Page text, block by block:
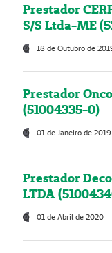
Prestador
S/S Ltda-ME
18 de Outubro de
Prestador
(51004335-0)
01 de Janeiro de 2019
Prestador
LTDA
01 de Abril de 2020